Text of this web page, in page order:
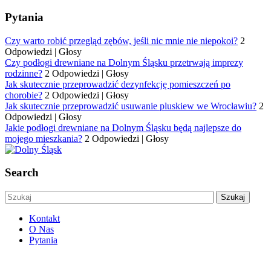
Pytania
Czy warto robić przegląd zębów, jeśli nic mnie nie niepokoi? 2
Odpowiedzi | Głosy
Czy podłogi drewniane na Dolnym Śląsku przetrwają imprezy
rodzinne? 2 Odpowiedzi | Głosy
Jak skutecznie przeprowadzić dezynfekcję pomieszczeń po
chorobie? 2 Odpowiedzi | Głosy
Jak skutecznie przeprowadzić usuwanie pluskiew we Wrocławiu? 2
Odpowiedzi | Głosy
Jakie podłogi drewniane na Dolnym Śląsku będą najlepsze do
mojego mieszkania? 2 Odpowiedzi | Głosy
Search
Kontakt
O Nas
Pytania